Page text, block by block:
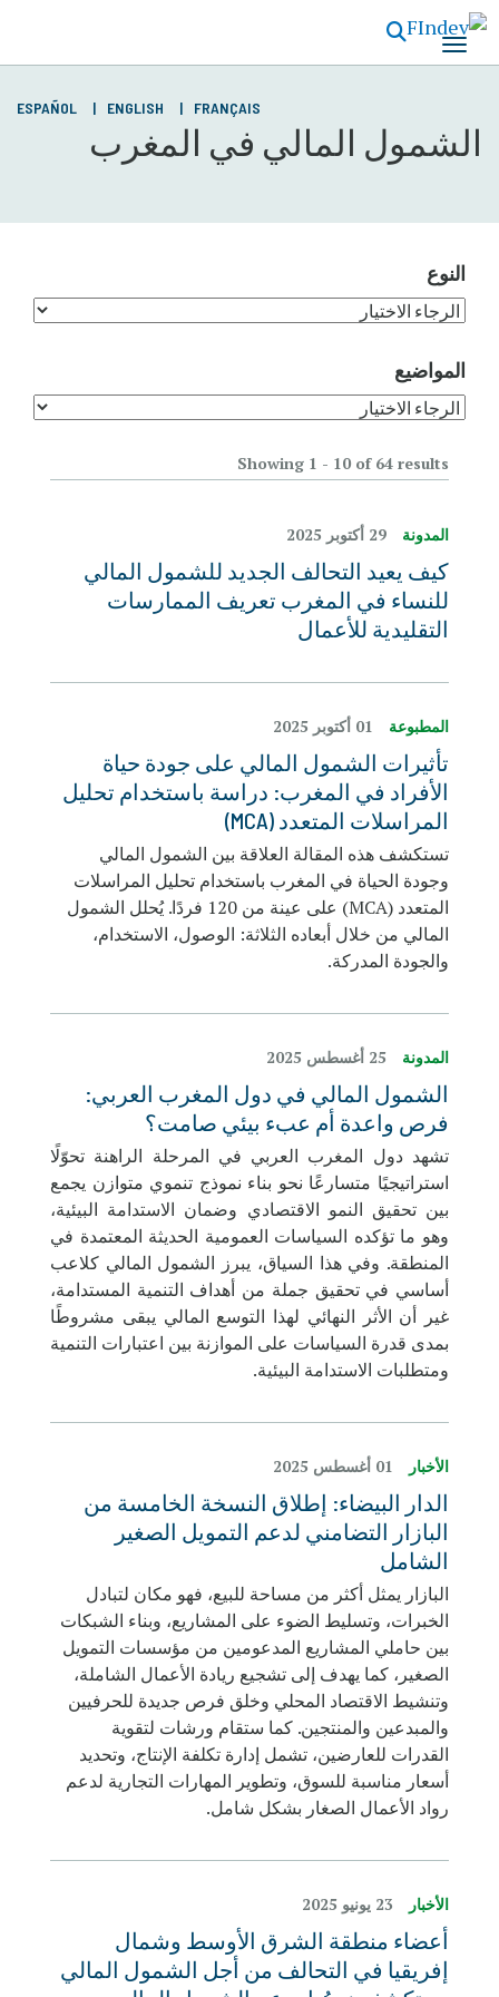
الرئيسي
FRANÇAIS
ENGLISH
ESPAÑOL
الشمول المالي في المغرب
النوع
المواضيع
Showing 1 - 10 of 64 results
المدونة 29 أكتوبر 2025
كيف يعيد التحالف الجديد للشمول المالي
للنساء في المغرب تعريف الممارسات
التقليدية للأعمال
المطبوعة 01 أكتوبر 2025
تأثيرات الشمول المالي على جودة حياة
الأفراد في المغرب: دراسة باستخدام تحليل
المراسلات المتعدد (MCA)
تستكشف هذه المقالة العلاقة بين الشمول المالي
وجودة الحياة في المغرب باستخدام تحليل المراسلات
المتعدد (MCA) على عينة من 120 فردًا. يُحلل الشمول
المالي من خلال أبعاده الثلاثة: الوصول، الاستخدام،
والجودة المدركة.
المدونة 25 أغسطس 2025
الشمول المالي في دول المغرب العربي:
فرص واعدة أم عبء بيئي صامت؟
تشهد دول المغرب العربي في المرحلة الراهنة تحوّلًا
استراتيجيًا متسارعًا نحو بناء نموذج تنموي متوازن يجمع
بين تحقيق النمو الاقتصادي وضمان الاستدامة البيئية،
وهو ما تؤكده السياسات العمومية الحديثة المعتمدة في
المنطقة. وفي هذا السياق، يبرز الشمول المالي كلاعب
أساسي في تحقيق جملة من أهداف التنمية المستدامة،
غير أن الأثر النهائي لهذا التوسع المالي يبقى مشروطًا
بمدى قدرة السياسات على الموازنة بين اعتبارات التنمية
ومتطلبات الاستدامة البيئية.
الأخبار 01 أغسطس 2025
الدار البيضاء: إطلاق النسخة الخامسة من
البازار التضامني لدعم التمويل الصغير
الشامل
البازار يمثل أكثر من مساحة للبيع، فهو مكان لتبادل
الخبرات، وتسليط الضوء على المشاريع، وبناء الشبكات
بين حاملي المشاريع المدعومين من مؤسسات التمويل
الصغير، كما يهدف إلى تشجيع ريادة الأعمال الشاملة،
وتنشيط الاقتصاد المحلي وخلق فرص جديدة للحرفيين
والمبدعين والمنتجين. كما ستقام ورشات لتقوية
القدرات للعارضين، تشمل إدارة تكلفة الإنتاج، وتحديد
أسعار مناسبة للسوق، وتطوير المهارات التجارية لدعم
رواد الأعمال الصغار بشكل شامل.
الأخبار 23 يونيو 2025
أعضاء منطقة الشرق الأوسط وشمال
إفريقيا في التحالف من أجل الشمول المالي